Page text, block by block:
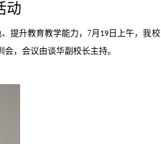
动
提升教育教学能力， 7月 19 日上午，我校
，会议由谈华副校长主持。